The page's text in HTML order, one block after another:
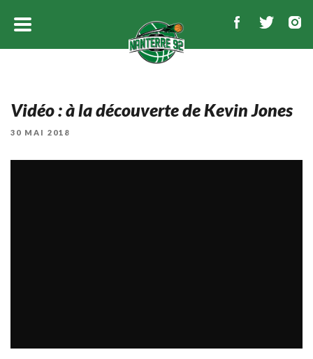
Vidéo : à la découverte de Kevin Jones
PUBLIÉ
30 MAI 2018